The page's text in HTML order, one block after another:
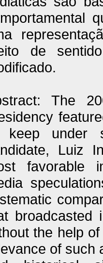
de
The
keep under
Luiz
favorable
broadcasted
the help
of such